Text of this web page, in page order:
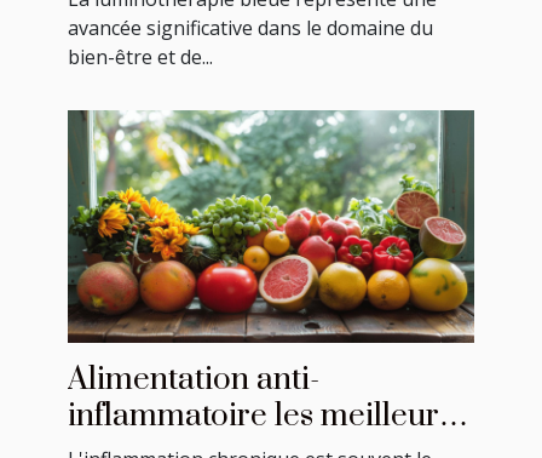
avancée significative dans le domaine du
bien-être et de...
Alimentation anti-
inflammatoire les meilleurs